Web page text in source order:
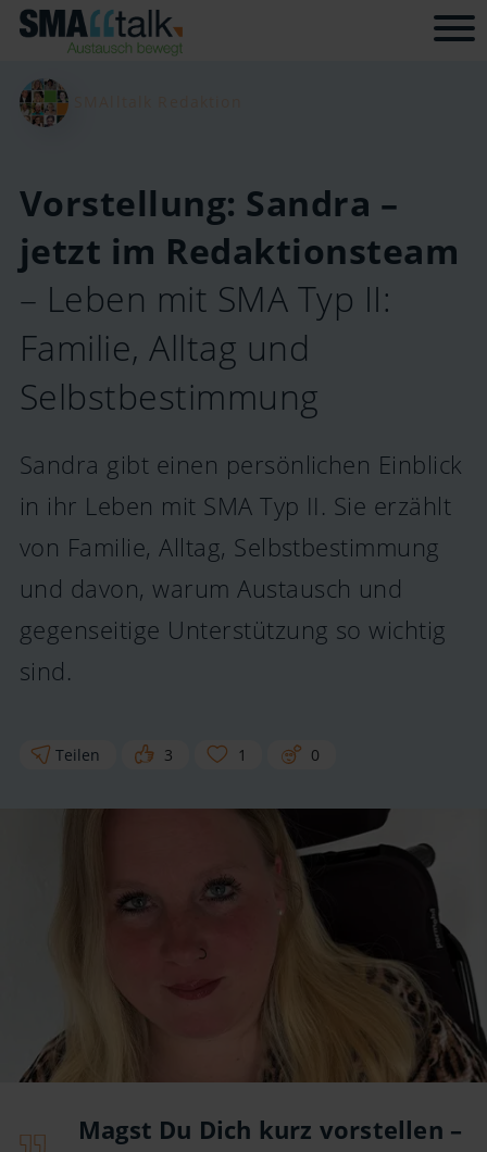
Vorstellung: Sandra –
jetzt im Redaktionsteam
– Leben mit SMA Typ II:
Familie, Alltag und
Selbstbestimmung
Sandra gibt einen persönlichen Einblick
in ihr Leben mit SMA Typ II. Sie erzählt
von Familie, Alltag, Selbstbestimmung
und davon, warum Austausch und
gegenseitige Unterstützung so wichtig
sind.
Teilen 3 1 0
Magst Du Dich kurz vorstellen –